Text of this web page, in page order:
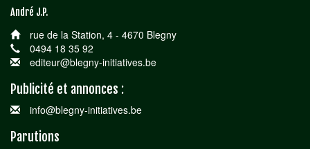
André J.P.
rue de la Station, 4 - 4670 Blegny
0494 18 35 92
editeur@blegny-initiatives.be
Publicité et annonces :
info@blegny-initiatives.be
Parutions